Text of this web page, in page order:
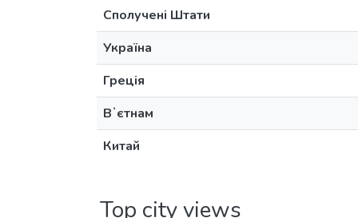
Сполучені Штати
Україна
Греція
Вʼєтнам
Китай
Top city views